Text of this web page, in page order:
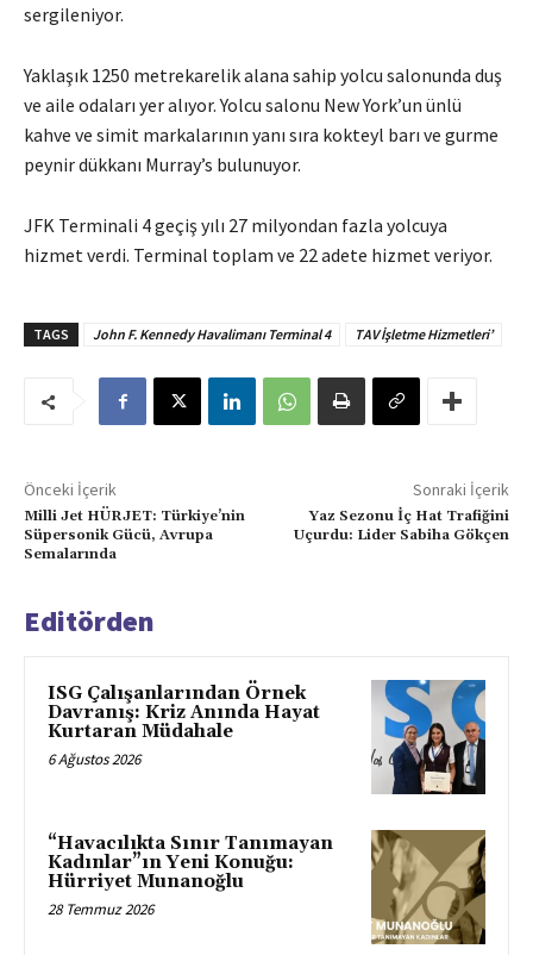
sergileniyor.
Yaklaşık 1250 metrekarelik alana sahip yolcu salonunda duş
ve aile odaları yer alıyor. Yolcu salonu New York’un ünlü
kahve ve simit markalarının yanı sıra kokteyl barı ve gurme
peynir dükkanı Murray’s bulunuyor.
JFK Terminali 4 geçiş yılı 27 milyondan fazla yolcuya
hizmet verdi. Terminal toplam ve 22 adete hizmet veriyor.
TAGS John F. Kennedy Havalimanı Terminal 4 TAV İşletme Hizmetleri’
Önceki İçerik
Milli Jet HÜRJET: Türkiye’nin
Süpersonik Gücü, Avrupa
Semalarında
Sonraki İçerik
Yaz Sezonu İç Hat Trafiğini
Uçurdu: Lider Sabiha Gökçen
Editörden
ISG Çalışanlarından Örnek
Davranış: Kriz Anında Hayat
Kurtaran Müdahale
6 Ağustos 2026
“Havacılıkta Sınır Tanımayan
Kadınlar”ın Yeni Konuğu:
Hürriyet Munanoğlu
28 Temmuz 2026